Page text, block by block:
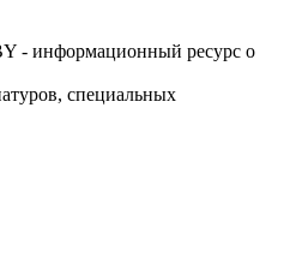
- информационный ресурс о
специальных